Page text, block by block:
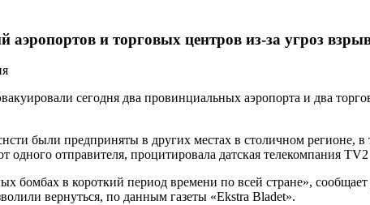
аэропортов и торговых центров из-за угроз
сегодня два провинциальных аэропорта и два
были предприняты в других местах в столичном регионе,
одного отправителя, процитировала датская телекомпания
бомбах в короткий период времени по всей стране»,
вернуться, по данным газеты «Ekstra Bladet».